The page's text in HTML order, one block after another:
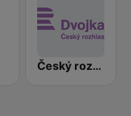
Český rozhlas Dvojka